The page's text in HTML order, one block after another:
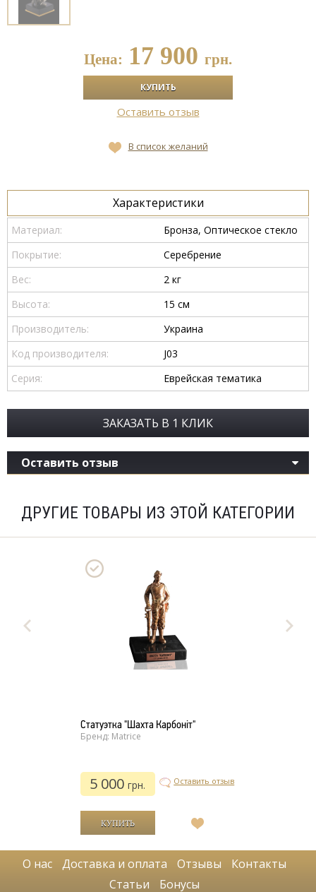
Цена: 17 900 грн.
Оставить отзыв
В список желаний
Характеристики
Материал:
Бронза, Оптическое стекло
Покрытие:
Серебрение
Вес:
2 кг
Высота:
15 см
Производитель:
Украина
Код производителя:
J03
Серия:
Еврейская тематика
ЗАКАЗАТЬ В 1 КЛИК
Оставить отзыв
ДРУГИЕ ТОВАРЫ ИЗ ЭТОЙ КАТЕГОРИИ
Статуэтка "Шахта Карбоніт"
Бренд: Matrice
5 000грн. Оставить отзыв
желаний
О нас Доставка и оплата Отзывы
Контакты
Статьи
Бонусы